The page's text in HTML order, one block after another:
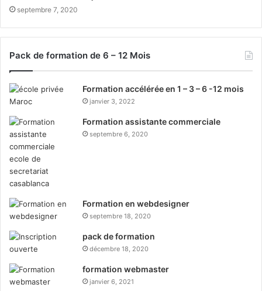
septembre 7, 2020
Pack de formation de 6 – 12 Mois
Formation accélérée en 1 – 3 – 6 -12 mois
janvier 3, 2022
Formation assistante commerciale
septembre 6, 2020
Formation en webdesigner
septembre 18, 2020
pack de formation
décembre 18, 2020
formation webmaster
janvier 6, 2021